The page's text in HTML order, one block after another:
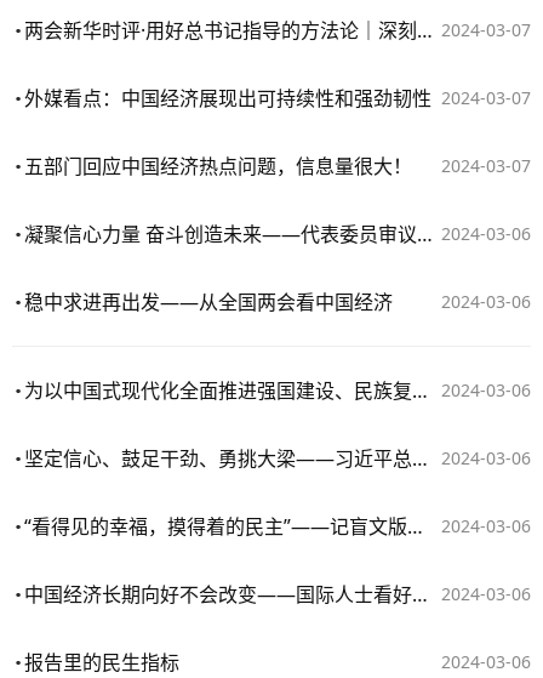
2024-03-07
两会新华时评·用好总书记指导的方法论｜深刻领会因地制宜对发展新质生产力的重要意义
2024-03-07
外媒看点：中国经济展现出可持续性和强劲韧性
2024-03-07
五部门回应中国经济热点问题，信息量很大！
2024-03-06
凝聚信心力量 奋斗创造未来——代表委员审议讨论政府工作报告
2024-03-06
稳中求进再出发——从全国两会看中国经济
2024-03-06
为以中国式现代化全面推进强国建设、民族复兴伟业不懈奋斗——十四届全国人大二次会议开幕侧记
2024-03-06
坚定信心、鼓足干劲、勇挑大梁——习近平总书记重要讲话在江苏广大干部群众中引发热烈反响
2024-03-06
“看得见的幸福，摸得着的民主”——记盲文版政府工作报告首次亮相全国人大会议
2024-03-06
中国经济长期向好不会改变——国际人士看好中国经济高质量发展
2024-03-06
报告里的民生指标